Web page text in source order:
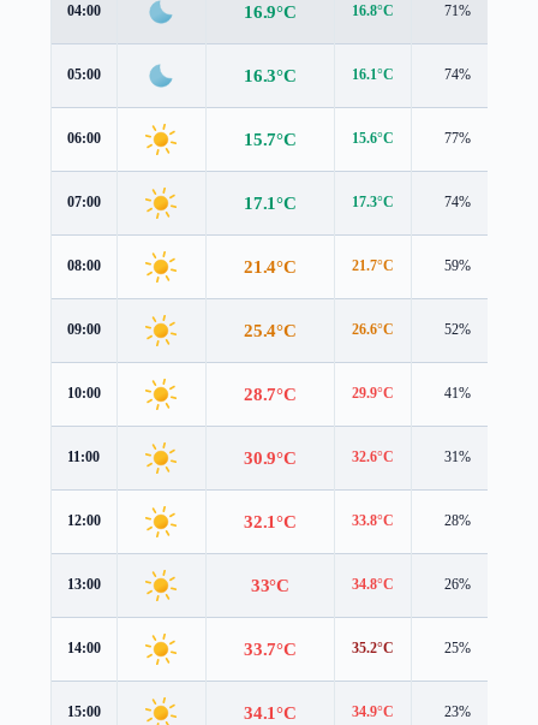
04:00 16.9°C 16.8°C 71%
05:00 16.3°C 16.1°C 74%
06:00 15.7°C 15.6°C 77%
07:00 17.1°C 17.3°C 74%
08:00 21.4°C 21.7°C 59%
09:00 25.4°C 26.6°C 52%
10:00 28.7°C 29.9°C 41%
11:00 30.9°C 32.6°C 31%
12:00 32.1°C 33.8°C 28%
13:00 33°C 34.8°C 26%
14:00 33.7°C 35.2°C 25%
15:00 34.1°C 34.9°C 23%